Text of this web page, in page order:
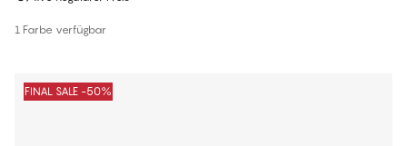
1 Farbe verfügbar
FINAL SALE -50%